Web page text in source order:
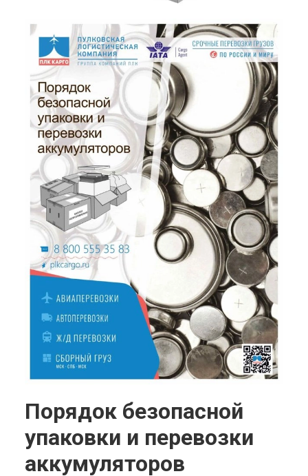
Порядок безопасной
упаковки и перевозки
аккумуляторов